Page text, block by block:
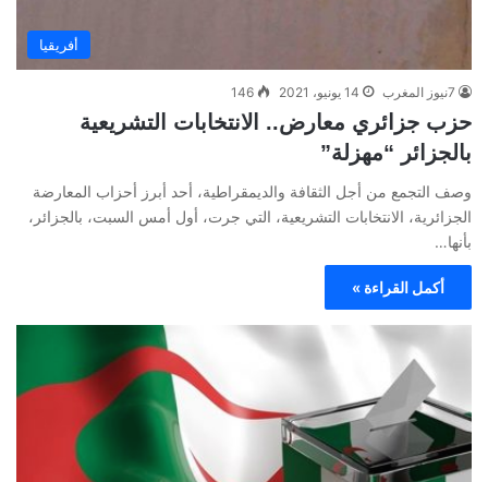
أفريقيا
7نيوز المغرب 14 يونيو، 2021 146
حزب جزائري معارض.. الانتخابات التشريعية
بالجزائر “مهزلة”
وصف التجمع من أجل الثقافة والديمقراطية، أحد أبرز أحزاب المعارضة
الجزائرية، الانتخابات التشريعية، التي جرت، أول أمس السبت، بالجزائر،
بأنها…
أكمل القراءة »